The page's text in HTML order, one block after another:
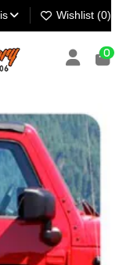
Wishlist (0)
0